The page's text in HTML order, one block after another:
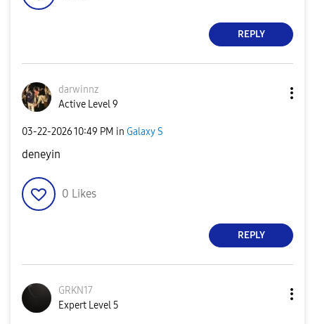
REPLY
darwinnz
Active Level 9
‎03-22-202610:49 PM in Galaxy S
deneyin
0 Likes
REPLY
GRKN17
Expert Level 5